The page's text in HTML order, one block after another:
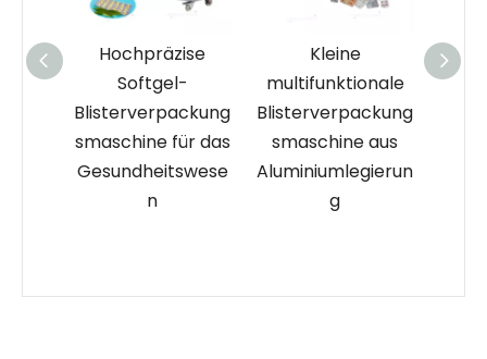
für das
Kleine
multifunktionale
Blisterverpackung
smaschine aus
Aluminiumlegierun
Blisterverpackung
smaschine für
Tabletten und
Pillen aus Edelstahl